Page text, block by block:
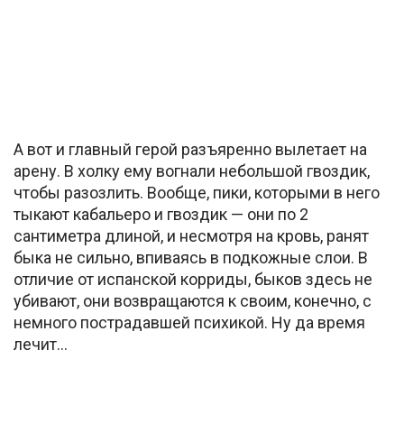
А вот и главный герой разъяренно вылетает на
арену. В холку ему вогнали небольшой гвоздик,
чтобы разозлить. Вообще, пики, которыми в него
тыкают кабальеро и гвоздик — они по 2
сантиметра длиной, и несмотря на кровь, ранят
быка не сильно, впиваясь в подкожные слои. В
отличие от испанской корриды, быков здесь не
убивают, они возвращаются к своим, конечно, с
немного пострадавшей психикой. Ну да время
лечит…